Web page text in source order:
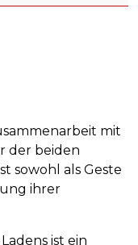
mit
der beiden
sowohl als Geste
ihrer
ist ein